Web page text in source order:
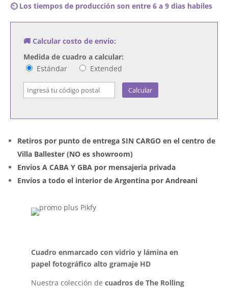
-
The
Stones,
Now!
cantidad
⏲️ Los tiempos de producción son entre 6 a 9 dias habiles
🚚 Calcular costo de envío:
Medida de cuadro a calcular:
Estándar
Extended
Calcular
Retiros por punto de entrega SIN CARGO en el centro de
Villa Ballester (NO es showroom)
Envios A CABA Y GBA por mensajeria privada
Envíos a todo el interior de Argentina por Andreani
Cuadro enmarcado con vidrio y lámina en
papel fotográfico alto gramaje HD
Nuestra colección de cuadros de The Rolling